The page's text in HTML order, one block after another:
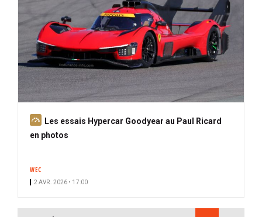
A
b
Les essais Hypercar Goodyear au Paul Ricard
en photos
WEC
2 AVR. 2026 • 17:00